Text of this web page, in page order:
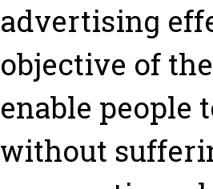
advertising
objective of
enable people
without